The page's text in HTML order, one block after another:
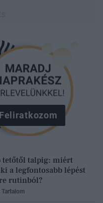
Feliratkozom
tetőtől talpig: miért
a legfontosabb lépést
rutinból?